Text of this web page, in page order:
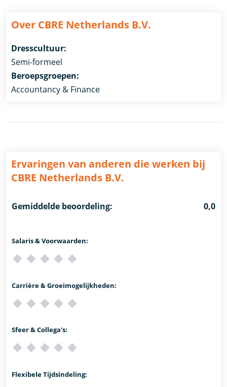
Over CBRE Netherlands B.V.
Dresscultuur:
Semi-formeel
Beroepsgroepen:
Accountancy & Finance
Ervaringen van anderen die werken bij
CBRE Netherlands B.V.
Gemiddelde beoordeling: 0,0
Salaris & Voorwaarden:
Carrière & Groeimogelijkheden:
Sfeer & Collega's:
Flexibele Tijdsindeling: